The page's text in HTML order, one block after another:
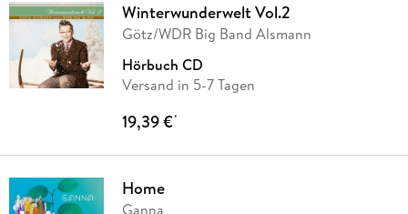
Winterwunderwelt Vol.2
Götz/WDR Big Band Alsmann
Hörbuch CD
Versand in 5-7 Tagen
19,39 €*
Home
Ganna